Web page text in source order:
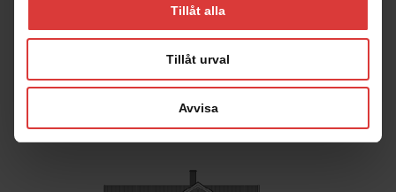
Tillåt alla
Tillåt urval
Avvisa